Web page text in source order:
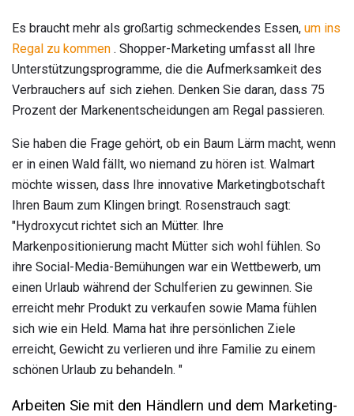
Es braucht mehr als großartig schmeckendes Essen, um ins
Regal zu kommen . Shopper-Marketing umfasst all Ihre
Unterstützungsprogramme, die die Aufmerksamkeit des
Verbrauchers auf sich ziehen. Denken Sie daran, dass 75
Prozent der Markenentscheidungen am Regal passieren.
Sie haben die Frage gehört, ob ein Baum Lärm macht, wenn
er in einen Wald fällt, wo niemand zu hören ist. Walmart
möchte wissen, dass Ihre innovative Marketingbotschaft
Ihren Baum zum Klingen bringt. Rosenstrauch sagt:
"Hydroxycut richtet sich an Mütter. Ihre
Markenpositionierung macht Mütter sich wohl fühlen. So
ihre Social-Media-Bemühungen war ein Wettbewerb, um
einen Urlaub während der Schulferien zu gewinnen. Sie
erreicht mehr Produkt zu verkaufen sowie Mama fühlen
sich wie ein Held. Mama hat ihre persönlichen Ziele
erreicht, Gewicht zu verlieren und ihre Familie zu einem
schönen Urlaub zu behandeln. "
Arbeiten Sie mit den Händlern und dem Marketing-